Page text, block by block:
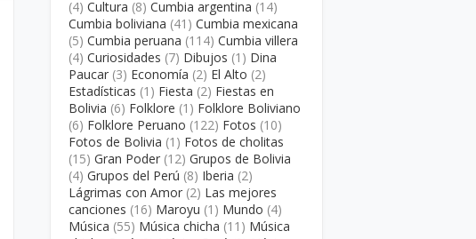
(4) Cultura (8) Cumbia argentina (14)
Cumbia boliviana (41) Cumbia mexicana
(5) Cumbia peruana (114) Cumbia villera
(4) Curiosidades (7) Dibujos (1) Dina
Paucar (3) Economía (2) El Alto (2)
Estadísticas (1) Fiesta (2) Fiestas en
Bolivia (6) Folklore (1) Folklore Boliviano
(6) Folklore Peruano (122) Fotos (10)
Fotos de Bolivia (1) Fotos de cholitas
(15) Gran Poder (12) Grupos de Bolivia
(4) Grupos del Perú (8) Iberia (2)
Lágrimas con Amor (2) Las mejores
canciones (16) Maroyu (1) Mundo (4)
Música (55) Música chicha (11) Música